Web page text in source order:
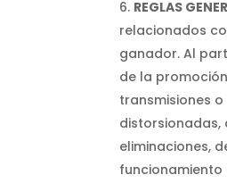
REGLAS
relacionados
ganador. Al
de la
transmisiones
distorsionadas,
eliminaciones,